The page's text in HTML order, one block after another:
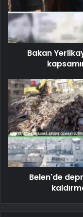
Bakan
Belen'de